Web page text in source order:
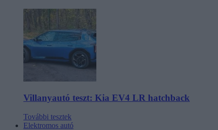
Villanyautó teszt: Kia EV4 LR hatchback
További tesztek
Elektromos autó